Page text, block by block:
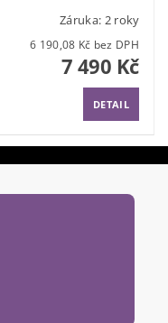
Záruka: 2 roky
6 190,08 Kč bez DPH
7 490 Kč
DETAIL